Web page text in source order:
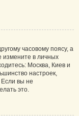
часовому поясу, а
измените в личных
Москва, Киев и
настроек,
Если вы не
это.